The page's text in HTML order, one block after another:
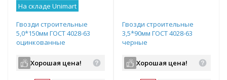
На складе Unimart
Гвозди строительные
5,0*150мм ГОСТ 4028-63
оцинкованные
Хорошая цена!
Гвозди строительные
3,5*90мм ГОСТ 4028-63
черные
Хорошая цена!